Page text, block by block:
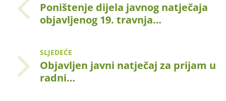
Poništenje dijela javnog natječaja
objavljenog 19. travnja…
SLJEDEĆE
Objavljen javni natječaj za prijam u
radni…